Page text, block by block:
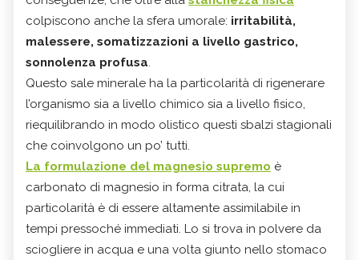
colpiscono anche la sfera umorale: irritabilità,
malessere, somatizzazioni a livello gastrico,
sonnolenza profusa.
Questo sale minerale ha la particolarità di rigenerare
l’organismo sia a livello chimico sia a livello fisico,
riequilibrando in modo olistico questi sbalzi stagionali
che coinvolgono un po’ tutti.
La formulazione del magnesio supremo è
carbonato di magnesio in forma citrata, la cui
particolarità è di essere altamente assimilabile in
tempi pressoché immediati. Lo si trova in polvere da
sciogliere in acqua e una volta giunto nello stomaco